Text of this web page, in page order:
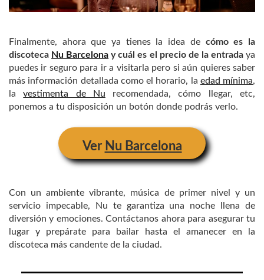
Finalmente, ahora que ya tienes la idea de cómo es la
discoteca Nu Barcelona y cuál es el precio de la entradaya
puedes ir seguro para ir a visitarla pero si aún quieres saber
más información detallada como el horario, la edad mínima,
lavestimenta de Nu recomendada, cómo llegar, etc,
ponemos a tu disposición un botón donde podrás verlo.
Ver Nu Barcelona
Con un ambiente vibrante, música de primer nivel y un
servicio impecable, Nu te garantiza una noche llena de
diversión y emociones. Contáctanos ahora para asegurar tu
lugar y prepárate para bailar hasta el amanecer en la
discoteca más candente de la ciudad.